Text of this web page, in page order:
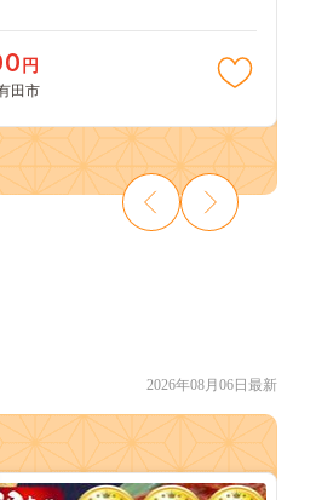
円
田市
2026年08月06日最新